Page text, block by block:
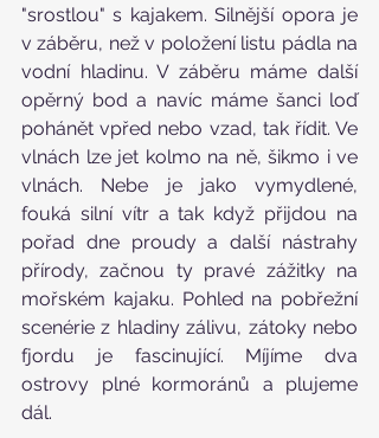
"srostlou" s kajakem. Silnější opora je
v záběru, než v položení listu pádla na
vodní hladinu. V záběru máme další
opěrný bod a navíc máme šanci loď
pohánět vpřed nebo vzad, tak řídit. Ve
vlnách lze jet kolmo na ně, šikmo i ve
vlnách. Nebe je jako vymydlené,
fouká silní vítr a tak když přijdou na
pořad dne proudy a další nástrahy
přírody, začnou ty pravé zážitky na
mořském kajaku. Pohled na pobřežní
scenérie z hladiny zálivu, zátoky nebo
fjordu je fascinující. Míjíme dva
ostrovy plné kormoránů a plujeme
dál.